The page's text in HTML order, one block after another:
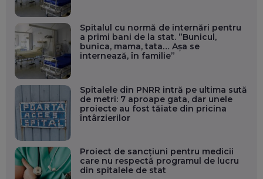
Spitalul cu normă de internări pentru
a primi bani de la stat. ”Bunicul,
bunica, mama, tata… Așa se
internează, în familie”
Spitalele din PNRR intră pe ultima sută
de metri: 7 aproape gata, dar unele
proiecte au fost tăiate din pricina
întârzierilor
Proiect de sancțiuni pentru medicii
care nu respectă programul de lucru
din spitalele de stat